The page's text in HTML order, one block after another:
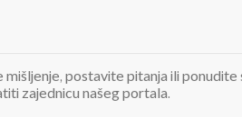
postavite pitanja ili
zajednicu našeg portala.